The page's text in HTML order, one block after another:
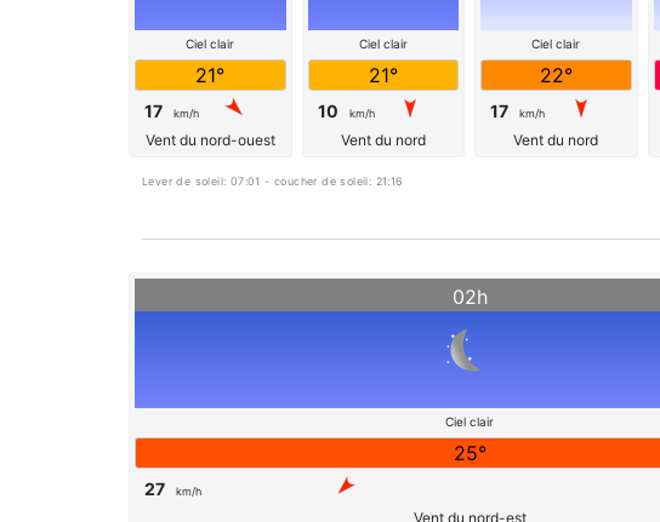
Ciel clair
21°
17 km/h
Vent du nord-ouest
Ciel clair
21°
10 km/h
Vent du nord
Ciel clair
22°
17 km/h
Vent du nord
Lever de soleil: 07:01 - coucher de soleil: 21:16
02h
Ciel clair
25°
27 km/h
Vent du nord-est